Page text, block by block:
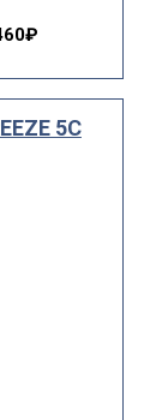
5C